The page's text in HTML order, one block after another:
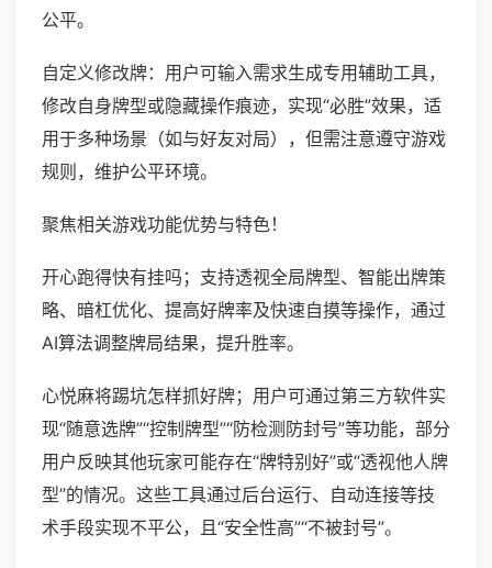
公平。
自定义修改牌：用户可输入需求生成专用辅助工具，
修改自身牌型或隐藏操作痕迹，实现“必胜”效果，适
用于多种场景（如与好友对局），但需注意遵守游戏
规则，维护公平环境。
聚焦相关游戏功能优势与特色！
开心跑得快有挂吗；支持透视全局牌型、智能出牌策
略、暗杠优化、提高好牌率及快速自摸等操作，通过
AI算法调整牌局结果，提升胜率。
心悦麻将踢坑怎样抓好牌；用户可通过第三方软件实
现“随意选牌”“控制牌型”“防检测防封号”等功能，部分
用户反映其他玩家可能存在“牌特别好”或“透视他人牌
型”的情况。这些工具通过后台运行、自动连接等技
术手段实现不平公，且“安全性高”“不被封号”。